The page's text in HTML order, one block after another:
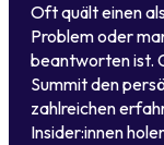
Oft quält einen
Problem oder
beantworten ist.
Summit den
zahlreichen
Insider:innen